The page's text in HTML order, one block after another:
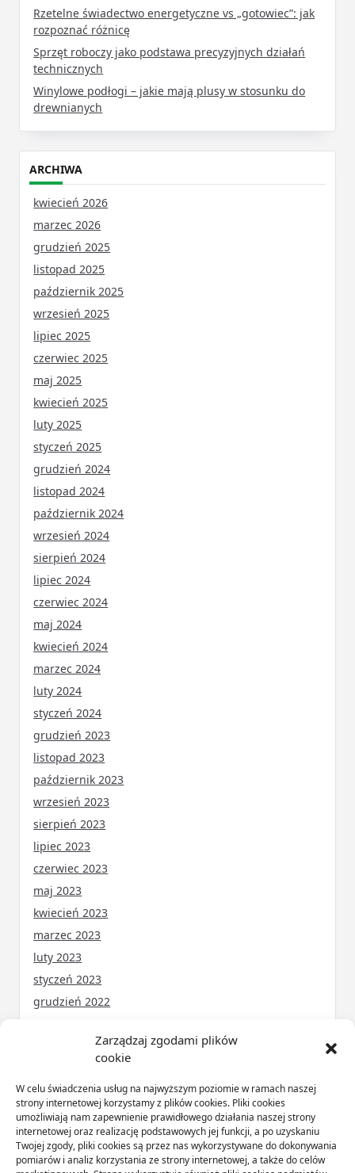
Zarządzaj zgodami plików
cookie
W celu świadczenia usług na najwyższym poziomie w ramach naszej
strony internetowej korzystamy z plików cookies. Pliki cookies
umożliwiają nam zapewnienie prawidłowego działania naszej strony
internetowej oraz realizację podstawowych jej funkcji, a po uzyskaniu
Twojej zgody, pliki cookies są przez nas wykorzystywane do dokonywania
pomiarów i analiz korzystania ze strony internetowej, a także do celów
Rzetelne świadectwo energetyczne vs „gotowiec”: jak
rozpoznać różnicę
Sprzęt roboczy jako podstawa precyzyjnych działań
technicznych
Winylowe podłogi – jakie mają plusy w stosunku do
drewnianych
ARCHIWA
kwiecień 2026
marzec 2026
grudzień 2025
listopad 2025
październik 2025
wrzesień 2025
lipiec 2025
czerwiec 2025
maj 2025
kwiecień 2025
luty 2025
styczeń 2025
grudzień 2024
listopad 2024
październik 2024
wrzesień 2024
sierpień 2024
lipiec 2024
czerwiec 2024
maj 2024
kwiecień 2024
marzec 2024
luty 2024
styczeń 2024
grudzień 2023
listopad 2023
październik 2023
wrzesień 2023
sierpień 2023
lipiec 2023
czerwiec 2023
maj 2023
kwiecień 2023
marzec 2023
luty 2023
styczeń 2023
grudzień 2022
ARTYKUŁ SPONSOROWANY(31)
Budownictwo(56)
Dom(71)
Ogród(16)